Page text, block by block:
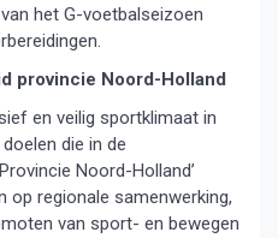
het G-voetbalseizoen
provincie Noord-Holland
en veilig sportklimaat in
die in de
Noord-Holland’
op regionale samenwerking,
van sport- en bewegen